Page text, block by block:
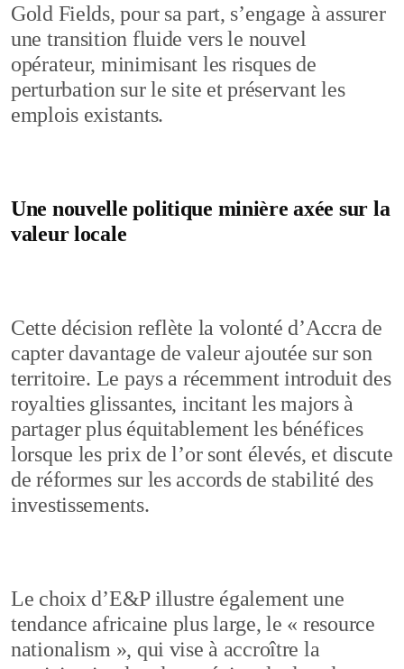
Gold Fields, pour sa part, s’engage à assurer
une transition fluide vers le nouvel
opérateur, minimisant les risques de
perturbation sur le site et préservant les
emplois existants.
Une nouvelle politique minière axée sur la
valeur locale
Cette décision reflète la volonté d’Accra de
capter davantage de valeur ajoutée sur son
territoire. Le pays a récemment introduit des
royalties glissantes, incitant les majors à
partager plus équitablement les bénéfices
lorsque les prix de l’or sont élevés, et discute
de réformes sur les accords de stabilité des
investissements.
Le choix d’E&P illustre également une
tendance africaine plus large, le « resource
nationalism », qui vise à accroître la